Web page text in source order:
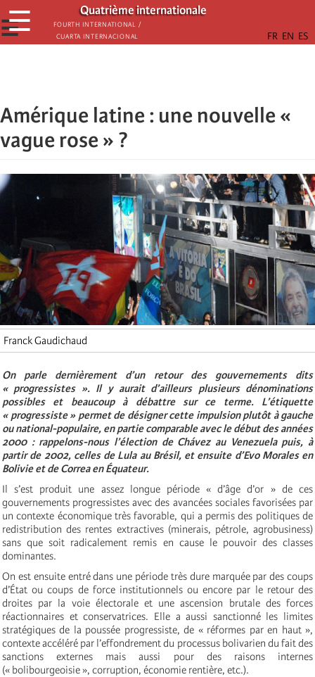
Skip
to
main
Quatrième internationale
Fourth International /
Cuarta Internacional
☰
☰
Amérique latine : une nouvelle «
vague rose » ?
Franck Gaudichaud
On parle dernièrement d’un retour des gouvernements dits
« progressistes ». Il y aurait d’ailleurs plusieurs dénominations
possibles et beaucoup à débattre sur ce terme. L’étiquette
« progressiste » permet de désigner cette impulsion plutôt à gauche
ou national-populaire, en partie comparable avec le début des années
2000 : rappelons-nous l’élection de Chávez au Venezuela puis, à
partir de 2002, celles de Lula au Brésil, et ensuite d’Evo Morales en
Bolivie et de Correa en Équateur.
Il s’est produit une assez longue période « d’âge d’or » de ces
gouvernements progressistes avec des avancées sociales favorisées par
un contexte économique très favorable, qui a permis des politiques de
redistribution des rentes extractives (minerais, pétrole, agrobusiness)
sans que soit radicalement remis en cause le pouvoir des classes
dominantes.
On est ensuite entré dans une période très dure marquée par des coups
d’État ou coups de force institutionnels ou encore par le retour des
droites par la voie électorale et une ascension brutale des forces
réactionnaires et conservatrices. Elle a aussi sanctionné les limites
stratégiques de la poussée progressiste, de « réformes par en haut »,
contexte accéléré par l’effondrement du processus bolivarien du fait des
sanctions externes mais aussi pour des raisons internes
(« bolibourgeoisie », corruption, économie rentière, etc.).